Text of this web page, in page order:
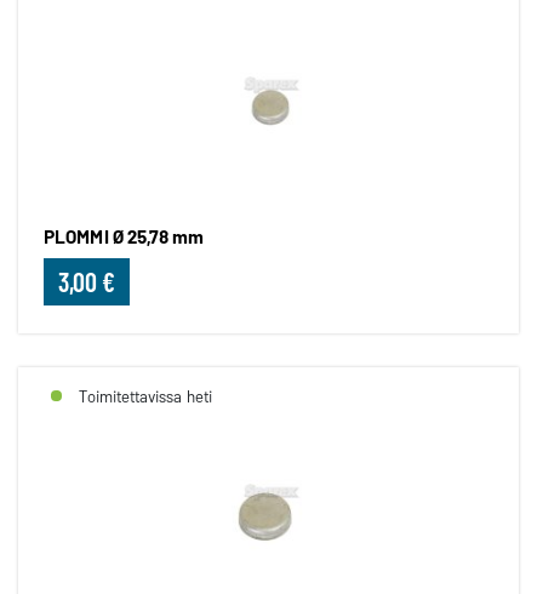
PLOMMI Ø 25,78 mm
3,00 €
Toimitettavissa heti